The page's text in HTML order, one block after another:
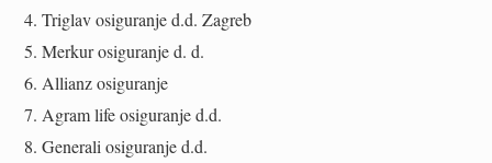
Triglav osiguranje d.d. Zagreb
Merkur osiguranje d. d.
Allianz osiguranje
Agram life osiguranje d.d.
Generali osiguranje d.d.